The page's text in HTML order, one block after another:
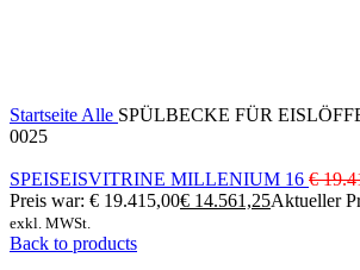
Startseite Alle SPÜLBECKE FÜR
0025
SPEISEISVITRINE MILLENIUM 16 €
Preis war: € 19.415,00€ 14.561,25Aktueller
exkl. MWSt.
Back to products